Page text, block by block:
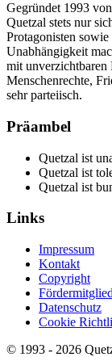
Gegründet 1993
Quetzal stets nur
Protagonisten
Unabhängigkeit
mit unverzichtbaren
Menschenrechte,
sehr parteiisch.
Präambel
Quetzal ist
Quetzal ist
Quetzal ist
Links
Impressum
Kontakt
Copyright
Datenschutz
Cookie
© 1993 - 2026